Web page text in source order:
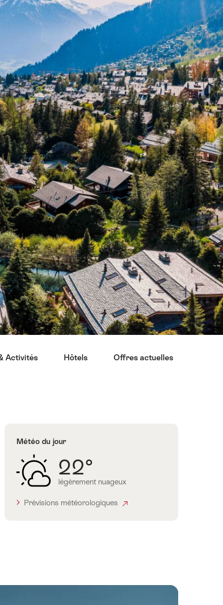
Activités Hôtels Offres actuelles
Météo du jour
22°
légèrement nuageux
Prévisions météorologiques